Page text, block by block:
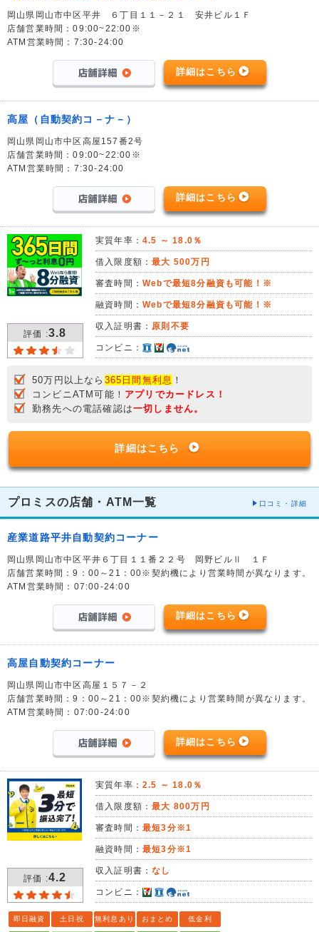
岡山県岡山市中区平井 ６丁目１１－２１ 安井ビル１Ｆ
店舗営業時間：09:00~22:00※
ATM営業時間：7:30-24:00
詳細はこちら
高屋（自動契約コ－ナ－）
岡山県岡山市中区高屋157番2号
店舗営業時間：09:00~22:00※
ATM営業時間：7:30-24:00
詳細はこちら
評価 :3.8
実質年率： 4.5 ～ 18.0％
借入限度額：最大 500万円
審査時間： Webで最短8分融資も可能！※
融資時間： Webで最短8分融資も可能！※
収入証明書： 原則不要
コンビニ：
50万円以上なら 365日間無利息 ！
コンビニATM可能！ アプリでカードレス！
勤務先への電話確認は一切しません。
詳細はこちら
プロミスの店舗・ATM一覧 口コミ・詳細
産業道路平井自動契約コーナー
岡山県岡山市中区平井６丁目１１番２２号 岡野ビルⅡ １Ｆ
店舗営業時間：9：00～21：00※契約機により営業時間が異なります。
ATM営業時間：07:00-24:00
詳細はこちら
高屋自動契約コーナー
岡山県岡山市中区高屋１５７－２
店舗営業時間：9：00～21：00※契約機により営業時間が異なります。
ATM営業時間：07:00-24:00
詳細はこちら
評価 :4.2
実質年率： 2.5 ～ 18.0％
借入限度額：最大 800万円
審査時間： 最短3分※1
融資時間： 最短3分※1
収入証明書：なし
コンビニ：
即日融資 土日祝 無利息あり おまとめ 低金利